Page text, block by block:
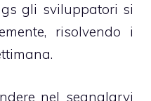
gli sviluppatori si
risolvendo i
nel segnalarvi